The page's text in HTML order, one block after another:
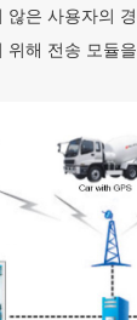
않은 사용자의
위해 전송 모듈